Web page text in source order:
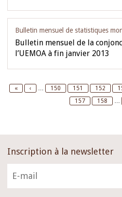
Bulletin mensuel de statistiques
Bulletin mensuel de la
l’UEMOA à fin janvier 2013
First
«
Previous
‹ … Page
150 Page
151 Page
152
Page
157 Page
158 …
Inscription à la newsletter